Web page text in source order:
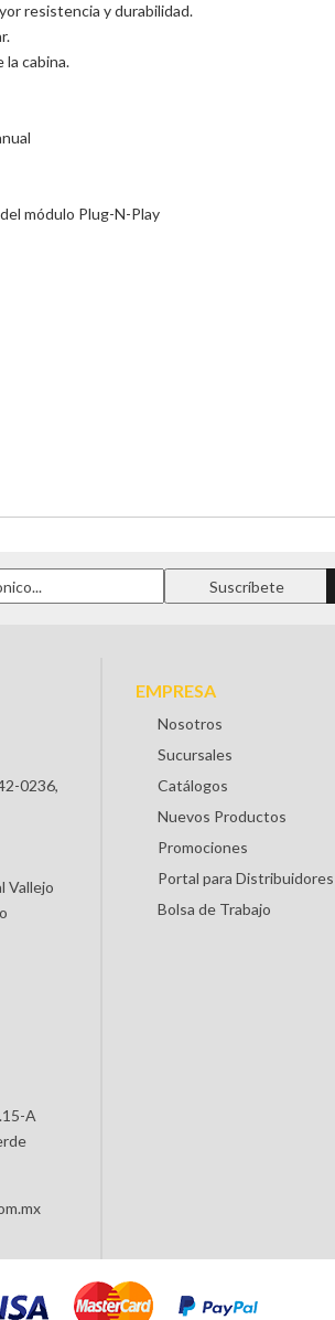
resistencia y durabilidad.
la cabina.
módulo Plug-N-Play
0236,
Vallejo
A
EMPRESA
Nosotros
Sucursales
Catálogos
Nuevos Productos
Promociones
Portal para Distribuidores
Bolsa de Trabajo